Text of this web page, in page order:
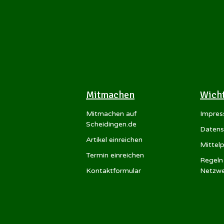
Mitmachen
Mitmachen auf
Scheidingen.de
Artikel einreichen
Termin einreichen
Kontaktformular